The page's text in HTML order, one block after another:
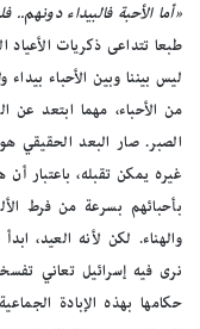
«أما الأحبة فالبيداء دونهم..
طبعا تتداعى ذكريات
ليس بيننا وبين الأحباء
من الأحباء، مهما ابتعد عن
الصبر. صار البعد الحقيقي
غيره يمكن تقبله، باعتبار
بأحبائهم بسرعة من فرط
والهناء. لكن لأنه العيد،
نرى فيه إسرائيل تعاني
حكامها بهذه الإبادة